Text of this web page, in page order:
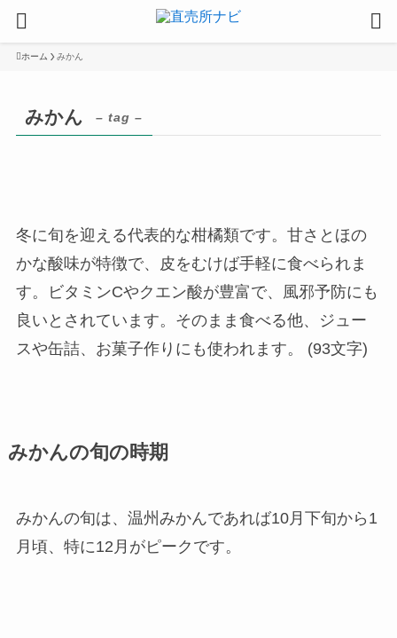
ホーム みかん
みかん – tag –
冬に旬を迎える代表的な柑橘類です。甘さとほの
かな酸味が特徴で、皮をむけば手軽に食べられま
す。ビタミンCやクエン酸が豊富で、風邪予防にも
良いとされています。そのまま食べる他、ジュー
スや缶詰、お菓子作りにも使われます。 (93文字)
みかんの旬の時期
みかんの旬は、温州みかんであれば10月下旬から1
月頃、特に12月がピークです。